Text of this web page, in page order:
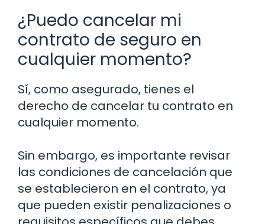
¿Puedo cancelar mi
contrato de seguro en
cualquier momento?
Sí, como asegurado, tienes el
derecho de cancelar tu contrato en
cualquier momento.
Sin embargo, es importante revisar
las condiciones de cancelación que
se establecieron en el contrato, ya
que pueden existir penalizaciones o